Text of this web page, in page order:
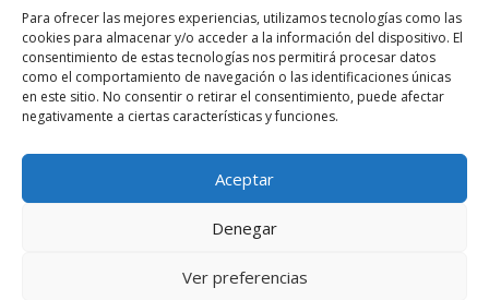
Para ofrecer las mejores experiencias, utilizamos tecnologías como las
cookies para almacenar y/o acceder a la información del dispositivo. El
consentimiento de estas tecnologías nos permitirá procesar datos
como el comportamiento de navegación o las identificaciones únicas
en este sitio. No consentir o retirar el consentimiento, puede afectar
negativamente a ciertas características y funciones.
Aceptar
Denegar
Ver preferencias
Electrorenover
Ayuda
Legal
Suscribete